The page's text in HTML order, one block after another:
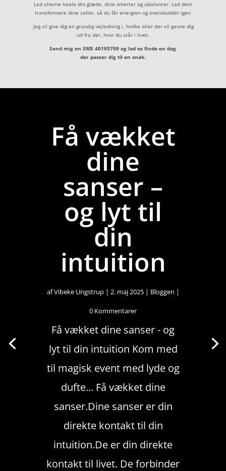
Lad olierne heale din glæde, dine smerter og ubalancer. Lad dem
transformere dine celler, så du får energien og overskuddet igen
Jeg vil give dig en grundig vejledning i, hvilke olier der vil gavne dig
ud fra der, hvor du står i livet.
Send mig en SMS 40195709 og lad os finde en dag
der passer dig til en snak.
Få vækket
dine
sanser –
og lyt til
din
intuition
afVibeke Ungstrup| 2. maj 2025| Bloggen |
0 Kommentarer
Få vækket dine sanser - og
lyt til din intuition Kom med
til magisk event med lyde og
dufte... Få vækket dine
sanser.Dine sanser er din
direkte kontakt til din
intuition.De er din direkte
kontakt til livet. De forbinder